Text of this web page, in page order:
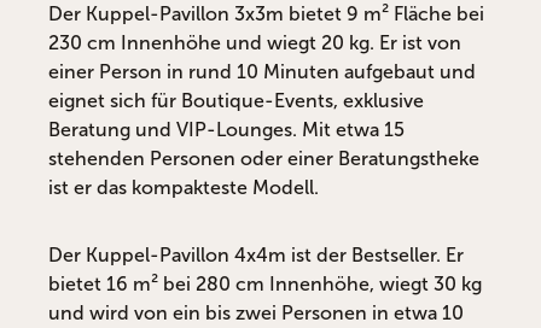
Der Kuppel-Pavillon 3x3m bietet 9 m² Fläche bei
230 cm Innenhöhe und wiegt 20 kg. Er ist von
einer Person in rund 10 Minuten aufgebaut und
eignet sich für Boutique-Events, exklusive
Beratung und VIP-Lounges. Mit etwa 15
stehenden Personen oder einer Beratungstheke
ist er das kompakteste Modell.
Der Kuppel-Pavillon 4x4m ist der Bestseller. Er
bietet 16 m² bei 280 cm Innenhöhe, wiegt 30 kg
und wird von ein bis zwei Personen in etwa 10